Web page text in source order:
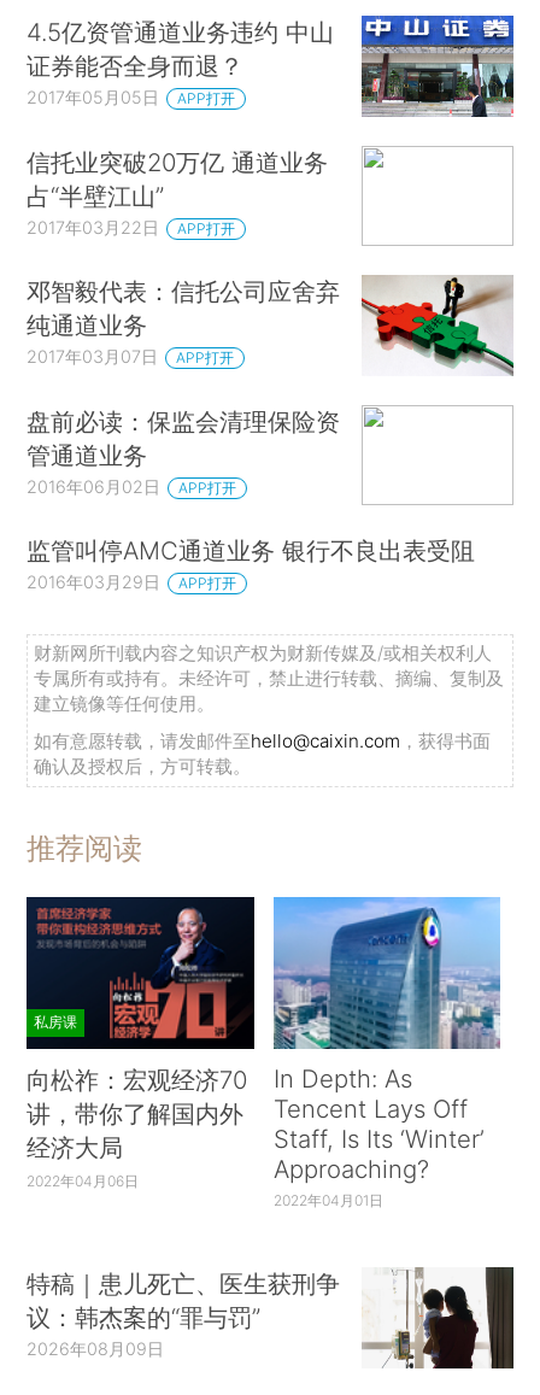
4.5亿资管通道业务违约 中山
证券能否全身而退？
2017年05月05日 APP打开
信托业突破20万亿 通道业务
占“半壁江山”
2017年03月22日 APP打开
邓智毅代表：信托公司应舍弃
纯通道业务
2017年03月07日 APP打开
盘前必读：保监会清理保险资
管通道业务
2016年06月02日 APP打开
监管叫停AMC通道业务 银行不良出表受阻
2016年03月29日 APP打开
财新网所刊载内容之知识产权为财新传媒及/或相关权利人
专属所有或持有。未经许可，禁止进行转载、摘编、复制及
建立镜像等任何使用。
如有意愿转载，请发邮件至hello@caixin.com ，获得书面
确认及授权后，方可转载。
推荐阅读
私房课
向松祚：宏观经济70
讲，带你了解国内外
经济大局
2022年04月06日
In Depth: As
Tencent Lays Off
Staff, Is Its ‘Winter’
Approaching?
2022年04月01日
特稿｜患儿死亡、医生获刑争
议：韩杰案的“罪与罚”
2026年08月09日